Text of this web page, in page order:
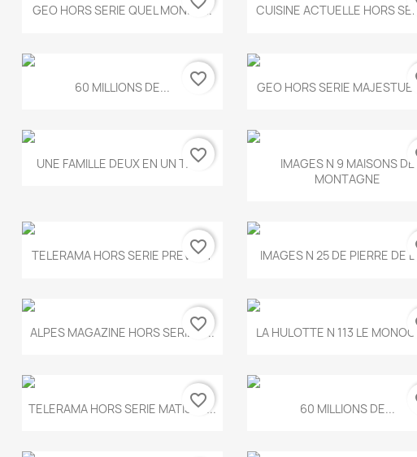
Aperçu rapide
GEO HORS SERIE QUEL MONDE... Aperçu rapide
CUISINE ACTUELLE HORS
Aperçu rapide
60 MILLIONS DE... favorite_border Aperçu rapide
GEO HORS SERIE
Aperçu rapide
UNE FAMILLE DEUX EN UN T.675
favorite_border Aperçu rapide
IMAGES N 9 MAISONS DE
MONTAGNE
Aperçu rapide
TELERAMA HORS SERIE PREVERT
favorite_border Aperçu rapide
IMAGES N 25 DE PIERRE DE
Aperçu rapide
ALPES MAGAZINE HORS SERIE N...
favorite_border Aperçu rapide
LA HULOTTE N 113 LE
Aperçu rapide
TELERAMA HORS SERIE MATISSE...
favorite_border Aperçu rapide
60 MILLIONS DE...